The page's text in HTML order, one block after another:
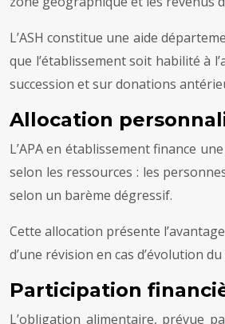
L’ASH constitue une aide
que l’établissement soit habilité à
succession et sur donations
Allocation
L’APA en établissement finance
selon les ressources : les
selon un barème dégressif.
Cette allocation présente
d’une révision en cas d’évolution
Participation
L’obligation alimentaire, prévue